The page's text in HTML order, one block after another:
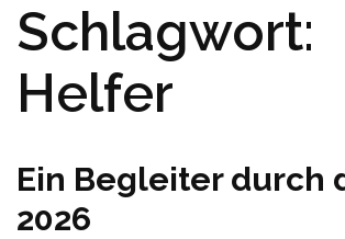
Schlagwort:
Helfer
Ein Begleiter durch
2026